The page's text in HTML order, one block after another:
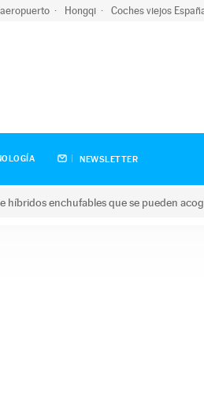
Hongqi Coches viejos
NEWSLETTER
enchufables que se pueden